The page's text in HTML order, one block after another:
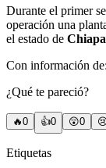
Durante el primer
operación una
el estado de
Con información
¿Qué te pareció?
🔥0 👍0 😲0
Etiquetas